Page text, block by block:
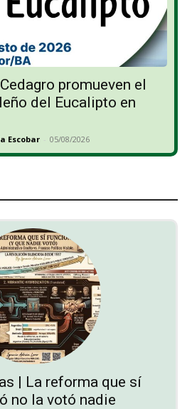
promueven el
del Eucalipto en
Escobar - 05/08/2026
| La reforma que sí
no la votó nadie